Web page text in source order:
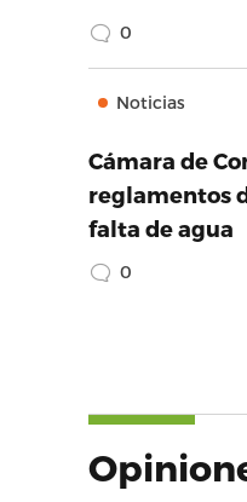
0
Noticias
Cámara de
reglamentos
falta de agua
0